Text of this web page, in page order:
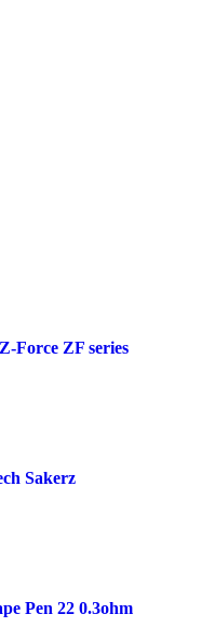
Force ZF series
Sakerz
Pen 22 0.3ohm